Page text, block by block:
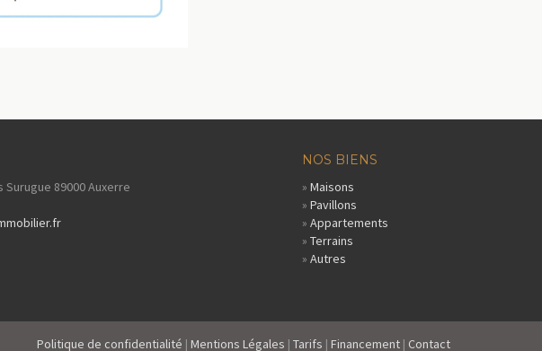
89000 Auxerre
NOS BIENS
» Maisons
» Pavillons
» Appartements
» Terrains
» Autres
Politique de confidentialité | Mentions Légales | Tarifs | Financement | Contact